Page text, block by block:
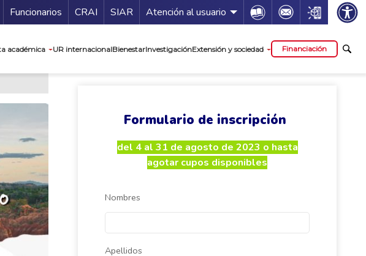
Funcionarios Guía de servicios
CRAI SIAR Atención al usuario Icon Icon Icon
académica UR internacionalBienestarInvestigaciónExtensión y sociedad Financiación
Formulario de inscripción
del 4 al 31 de agosto de 2023 o hasta
agotar cupos disponibles
Nombres
Apellidos